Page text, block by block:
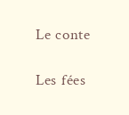
Le conte
Les fées